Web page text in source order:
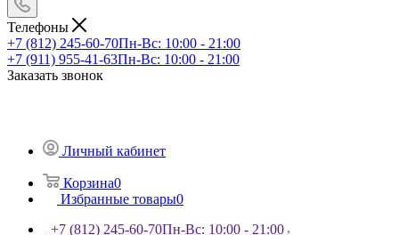
Телефоны
+7 (812) 245-60-70Пн-Вс: 10:00 - 21:00
+7 (911) 955-41-63Пн-Вс: 10:00 - 21:00
Заказать звонок
Личный кабинет
Корзина0
Избранные товары0
+7 (812) 245-60-70Пн-Вс: 10:00 - 21:00